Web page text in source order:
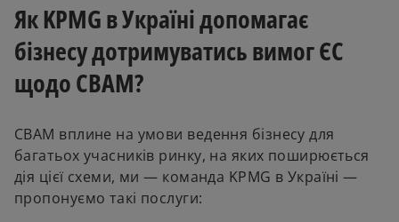
Як KPMG в Україні допомагає
бізнесу дотримуватись вимог ЄС
щодо CBAM?
CBAM вплине на умови ведення бізнесу для
багатьох учасників ринку, на яких поширюється
дія цієї схеми, ми — команда KPMG в Україні —
пропонуємо такі послуги: